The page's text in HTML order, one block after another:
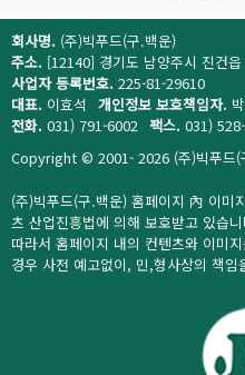
회사명. (주)빅푸드(구.백운)
주소. [12140] 경기도 남양주시 진건
사업자 등록번호. 225-81-29610
대표. 이효석 개인정보 보호책임자.
전화. 031) 791-6002 팩스. 031)
Copyright © 2001- 2026 (주)빅푸드
(주)빅푸드(구.백운) 홈페이지 內 이미
츠 산업진흥법에 의해 보호받고 있습
따라서 홈페이지 내의 컨텐츠와 이미
경우 사전 예고없이, 민,형사상의 책임